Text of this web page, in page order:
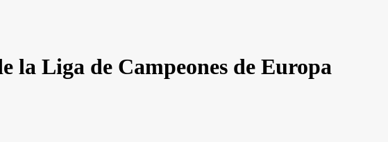
la Liga de Campeones de Europa